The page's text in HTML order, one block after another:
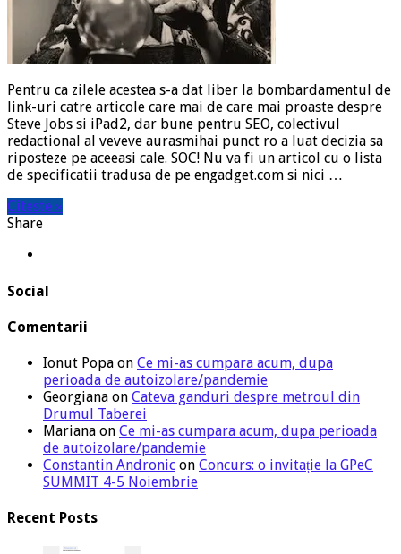
Pentru ca zilele acestea s-a dat liber la bombardamentul de
link-uri catre articole care mai de care mai proaste despre
Steve Jobs si iPad2, dar bune pentru SEO, colectivul
redactional al veveve aurasmihai punct ro a luat decizia sa
riposteze pe aceeasi cale. SOC! Nu va fi un articol cu o lista
de specificatii tradusa de pe engadget.com si nici …
Citeste »
Share
Social
Comentarii
Ionut Popa on Ce mi-as cumpara acum, dupa
perioada de autoizolare/pandemie
Georgiana on Cateva ganduri despre metroul din
Drumul Taberei
Mariana on Ce mi-as cumpara acum, dupa perioada
de autoizolare/pandemie
Constantin Andronic on Concurs: o invitație la GPeC
SUMMIT 4-5 Noiembrie
Recent Posts